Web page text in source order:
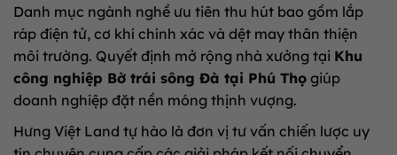
Danh mục ngành nghề ưu tiên thu hút bao gồm lắp
ráp điện tử, cơ khí chính xác và dệt may thân thiện
môi trường. Quyết định mở rộng nhà xưởng tại Khu
công nghiệp Bờ trái sông Đà tại Phú Thọ giúp
doanh nghiệp đặt nền móng thịnh vượng.
Hưng Việt Land tự hào là đơn vị tư vấn chiến lược uy